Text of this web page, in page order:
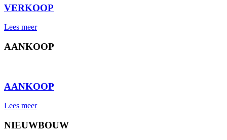
VERKOOP
Lees meer
AANKOOP
AANKOOP
Lees meer
NIEUWBOUW